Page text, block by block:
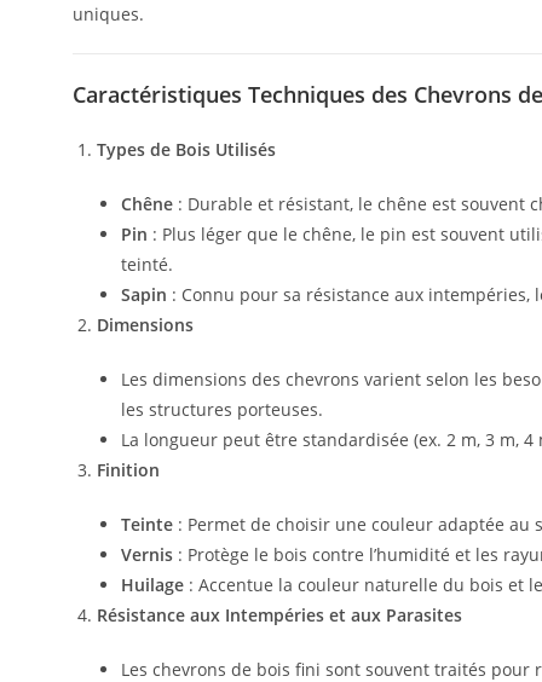
uniques.
Caractéristiques Techniques des Chevrons
Types de Bois Utilisés
Chêne : Durable et résistant, le chêne est souvent
Pin : Plus léger que le chêne, le pin est souvent
teinté.
Sapin : Connu pour sa résistance aux
Dimensions
Les dimensions des chevrons varient selon les
les structures porteuses.
La longueur peut être standardisée (ex. 2 m, 3 m,
Finition
Teinte : Permet de choisir une couleur adaptée
Vernis : Protège le bois contre l’humidité et les
Huilage : Accentue la couleur naturelle du bois et
Résistance aux Intempéries et aux Parasites
Les chevrons de bois fini sont souvent traités